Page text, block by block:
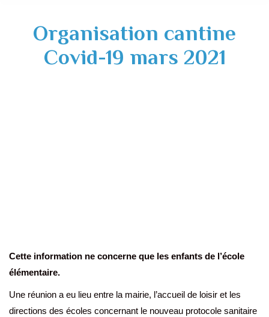
Organisation cantine
Covid-19 mars 2021
Cette information ne concerne que les enfants de l’école
élémentaire.
Une réunion a eu lieu entre la mairie, l’accueil de loisir et les
directions des écoles concernant le nouveau protocole sanitaire